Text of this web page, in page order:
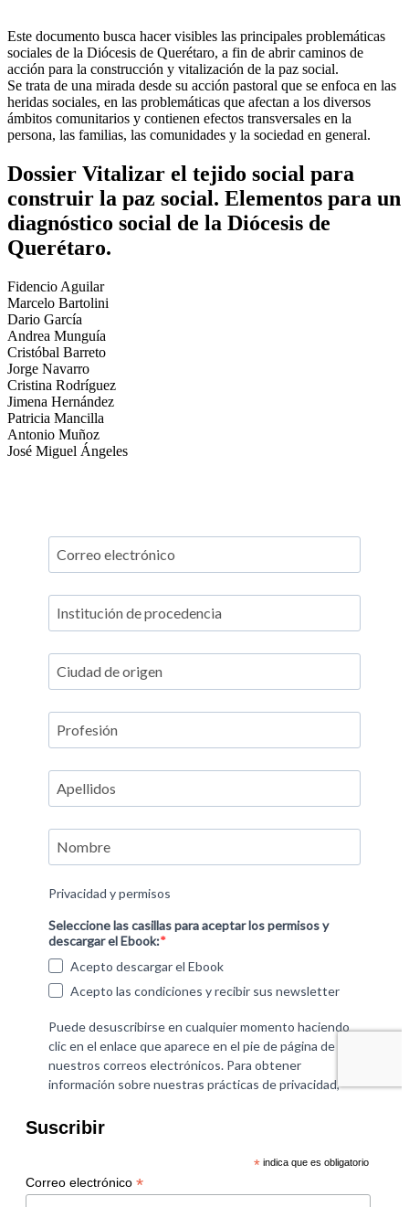
Este documento busca hacer visibles las principales problemáticas
sociales de la Diócesis de Querétaro, a fin de abrir caminos de
acción para la construcción y vitalización de la paz social.
Se trata de una mirada desde su acción pastoral que se enfoca en las
heridas sociales, en las problemáticas que afectan a los diversos
ámbitos comunitarios y contienen efectos transversales en la
persona, las familias, las comunidades y la sociedad en general.
Dossier Vitalizar el tejido social para
construir la paz social. Elementos para un
diagnóstico social de la Diócesis de
Querétaro.
Fidencio Aguilar
Marcelo Bartolini
Dario García
Andrea Munguía
Cristóbal Barreto
Jorge Navarro
Cristina Rodríguez
Jimena Hernández
Patricia Mancilla
Antonio Muñoz
José Miguel Ángeles
Suscribir
* indica que es obligatorio
Correo electrónico *